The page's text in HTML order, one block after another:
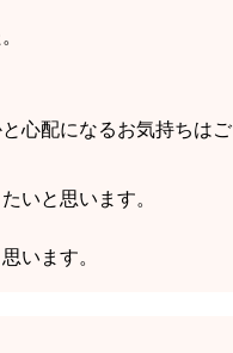
心配になるお気持ちはご
いと思います。
います。